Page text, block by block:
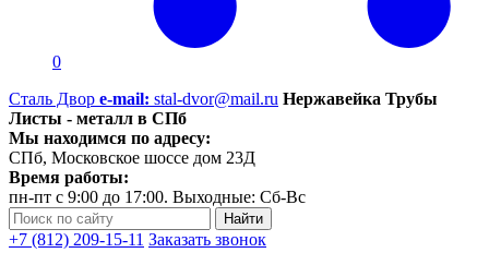
0
Сталь Двор e-mail: stal-dvor@mail.ru Нержавейка Трубы
Листы - металл в СПб
Мы находимся по адресу:
СПб, Московское шоссе дом 23Д
Время работы:
пн-пт с 9:00 до 17:00. Выходные: Сб-Вс
+7 (812) 209-15-11 Заказать звонок